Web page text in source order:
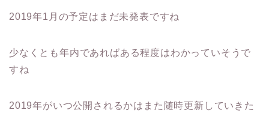
2019年1月の予定はまだ未発表ですね
少なくとも年内であればある程度はわかっていそうで
すね
2019年がいつ公開されるかはまた随時更新していきた